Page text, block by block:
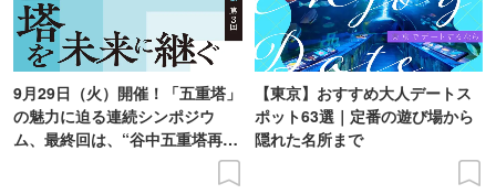
9月29日（火）開催！「五重塔」
の魅力に迫る連続シンポジウ
ム、最終回は、“谷中五重塔再建
【東京】おすすめ大人デートス
ポット63選｜定番の遊び場から
隠れた名所まで